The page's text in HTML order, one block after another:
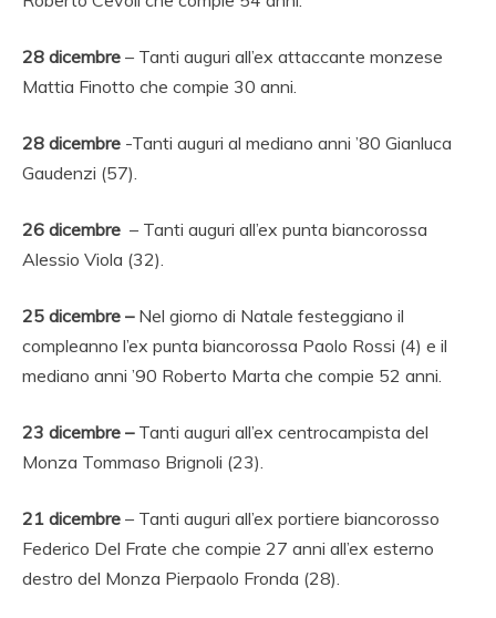
28 dicembre – Tanti auguri all’ex attaccante monzese
Mattia Finotto che compie 30 anni.
28 dicembre -Tanti auguri al mediano anni ’80 Gianluca
Gaudenzi (57).
26 dicembre – Tanti auguri all’ex punta biancorossa
Alessio Viola (32).
25 dicembre – Nel giorno di Natale festeggiano il
compleanno l’ex punta biancorossa Paolo Rossi (4) e il
mediano anni ’90 Roberto Marta che compie 52 anni.
23 dicembre – Tanti auguri all’ex centrocampista del
Monza Tommaso Brignoli (23).
21 dicembre – Tanti auguri all’ex portiere biancorosso
Federico Del Frate che compie 27 anni all’ex esterno
destro del Monza Pierpaolo Fronda (28).